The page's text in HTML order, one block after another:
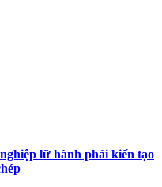
lữ hành phải kiến tạo